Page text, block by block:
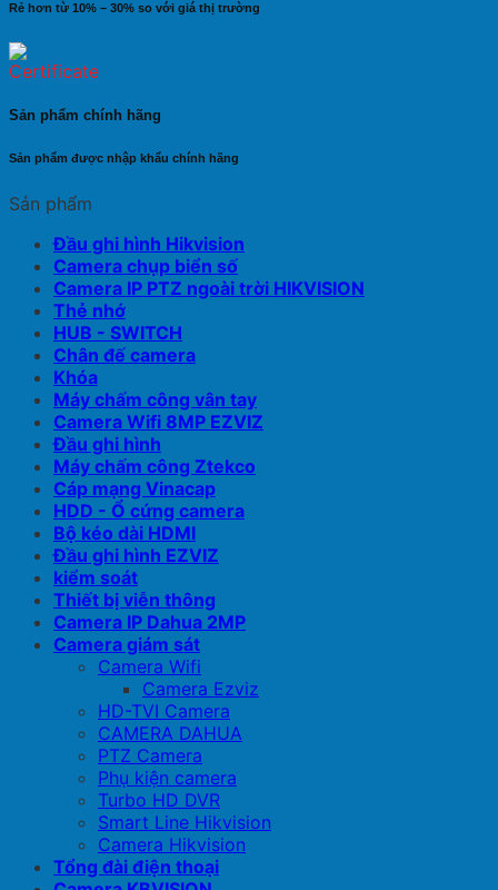
Rẻ hơn từ 10% – 30% so với giá thị trường
Sản phẩm chính hãng
Sản phẩm được nhập khẩu chính hãng
Sản phẩm
Đầu ghi hình Hikvision
Camera chụp biển số
Camera IP PTZ ngoài trời HIKVISION
Thẻ nhớ
HUB - SWITCH
Chân đế camera
Khóa
Máy chấm công vân tay
Camera Wifi 8MP EZVIZ
Đầu ghi hình
Máy chấm công Ztekco
Cáp mạng Vinacap
HDD - Ổ cứng camera
Bộ kéo dài HDMI
Đầu ghi hình EZVIZ
kiểm soát
Thiết bị viễn thông
Camera IP Dahua 2MP
Camera giám sát
Camera Wifi
Camera Ezviz
HD-TVI Camera
CAMERA DAHUA
PTZ Camera
Phụ kiện camera
Turbo HD DVR
Smart Line Hikvision
Camera Hikvision
Tổng đài điện thoại